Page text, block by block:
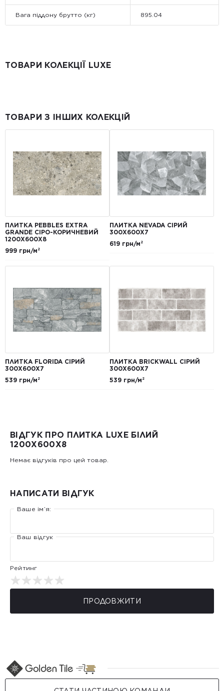
Вага піддону брутто (кг) 895.04
ТОВАРИ КОЛЕКЦІЇ LUXE
ТОВАРИ З ІНШИХ КОЛЕКЦІЙ
ПЛИТКА PEBBLES EXTRA
GRANDE СІРО-КОРИЧНЕВИЙ
1200Х600Х8
999 грн/м²
ПЛИТКА NEVADA СІРИЙ
300Х600Х7
619 грн/м²
ПЛИТКА FLORIDA СІРИЙ
300Х600Х7
539 грн/м²
ПЛИТКА BRICKWALL СІРИЙ
300Х600Х7
539 грн/м²
ВІДГУК ПРО ПЛИТКА LUXE БІЛИЙ
1200X600X8
Немає відгуків про цей товар.
НАПИСАТИ ВІДГУК
Ваше ім’я:
Ваш відгук
Рейтинг
ПРОДОВЖИТИ